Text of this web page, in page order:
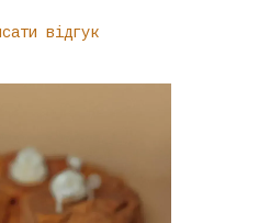
відгук